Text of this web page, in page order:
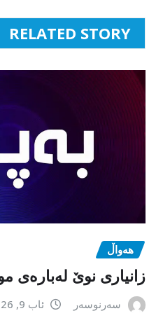
RELATED STORY
هەواڵ
زانیاری نوێ
سەرنوسەر ئاب 9, 2026